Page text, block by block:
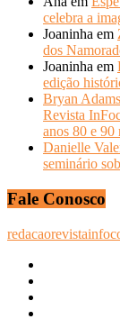
celebra a
Joaninha em
dos
Joaninha em
edição
Bryan
Revista
anos 80 e
Danielle
seminário
Fale Conosco